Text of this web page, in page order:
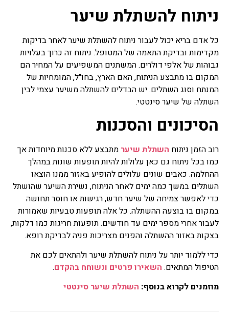
ניתוח להשתלת שיער
כל אדם בריא יכול לעבור ניתוח להשתלת שיער לאחר בדיקות
מקדימות ובדיקת התאמה של המטופל. ניתוח זה כרוך בעלויות
גבוהות של אלפי דולרים. המשתנים המשפיעים על המחיר הם
המקום בו מתבצע הניתוח, האם הארץ, בחו"ל, המומחיות של
המנתח וסוג השתלים. יש הבדלים להשתלה משיער עצמי לבין
השתלה של שיער סינטטי.
הסיכונים והסכנות
רוב הזמן ניתוח השתלת שיער מתבצע ללא סכנות מיוחדות אך
כמו בכל ניתוח גם כאן עלולות להיות תופעות שונות במהלך
ההחלמה. כאבים שונים עלולים להופיע באזור ממנו הוצאו
השתלים במשך כמה ימים לאחר הניתוח, נשירת השיער שהושתל
כדי לאפשר צמיחה של שיער חדש, רגישות או חוסר תחושה
במקום בו בוצעה ההשתלה. כל אלה תופעות טבעיות שאמורות
לעבור אחרי מספר ימים עד חודשים. תופעות חריגות כמו דלקות,
בצקות באזור ההשתלה והפנים מצריכות פניה לבדיקת רופא.
כדי ללמוד יותר על ניתוח להשתלת שיער ולהתאים לכם את
הטיפול המתאים. השאירו פרטים ונשוחח בהקדם.
מוזמנים לקרוא בנוסף: השתלת שיער סינטטי